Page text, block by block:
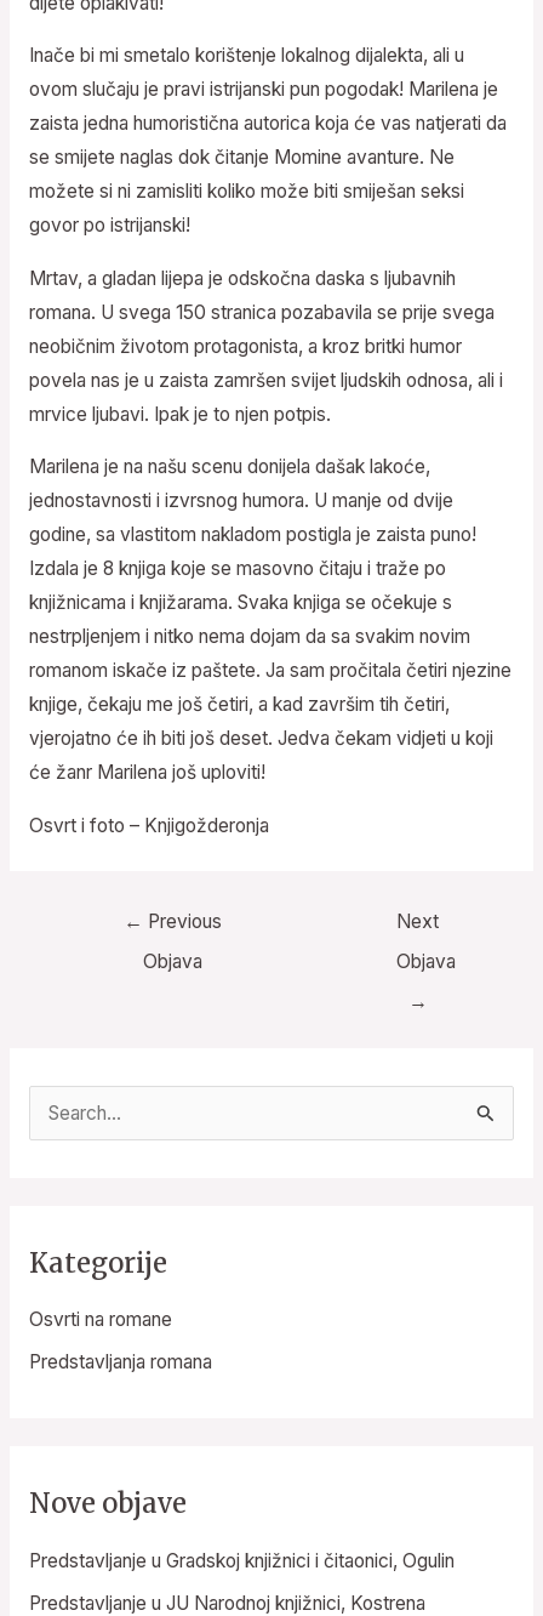
Inače bi mi smetalo korištenje lokalnog dijalekta, ali u
ovom slučaju je pravi istrijanski pun pogodak! Marilena je
zaista jedna humoristična autorica koja će vas natjerati da
se smijete naglas dok čitanje Momine avanture. Ne
možete si ni zamisliti koliko može biti smiješan seksi
govor po istrijanski!
Mrtav, a gladan lijepa je odskočna daska s ljubavnih
romana. U svega 150 stranica pozabavila se prije svega
neobičnim životom protagonista, a kroz britki humor
povela nas je u zaista zamršen svijet ljudskih odnosa, ali i
mrvice ljubavi. Ipak je to njen potpis.
Marilena je na našu scenu donijela dašak lakoće,
jednostavnosti i izvrsnog humora. U manje od dvije
godine, sa vlastitom nakladom postigla je zaista puno!
Izdala je 8 knjiga koje se masovno čitaju i traže po
knjižnicama i knjižarama. Svaka knjiga se očekuje s
nestrpljenjem i nitko nema dojam da sa svakim novim
romanom iskače iz paštete. Ja sam pročitala četiri njezine
knjige, čekaju me još četiri, a kad završim tih četiri,
vjerojatno će ih biti još deset. Jedva čekam vidjeti u koji
će žanr Marilena još uploviti!
Osvrt i foto – Knjigožderonja
← Previous
Objava
Next
Objava
→
c
h
Kategorije
Osvrti na romane
Predstavljanja romana
Nove objave
Predstavljanje u Gradskoj knjižnici i čitaonici, Ogulin
Predstavljanje u JU Narodnoj knjižnici, Kostrena